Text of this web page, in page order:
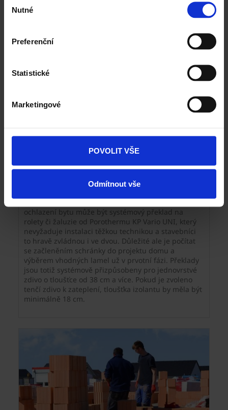
souhlasu
Nutné
Preferenční
Statistické
Marketingové
POVOLIT VŠE
Odmítnout vše
Porotherm 10 AKU nabízí užší zdivo pro vnitřní
ochlazení bytu může být systémový překlad na
rolety či žaluzie od Porothermu KP Vario UNI, který
nevyžaduje instalaci těžkou technikou a stavebníci
to hravě zvládnou i ve dvou. Důležité ale je počítat
se začleněním schránky do projektu domu a
výběrem vhodných lamel už v prvotní fázi. Překlady
jsou totiž systémově přizpůsobeny pro jednovrstvé
zdivo o tloušťce od 38 cm a více. Pokud je zvoleno
tenčí zdivo k zateplení, tloušťka izolantu by měla být
minimálně 18 cm.